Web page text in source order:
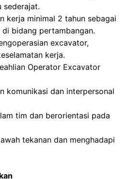
sederajat.
kerja minimal 2 tahun sebagai
bidang pertambangan.
excavator,
kerja.
Operator Excavator
komunikasi dan interpersonal
tim dan berorientasi pada
tekanan dan menghadapi